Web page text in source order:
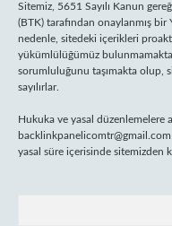
Sitemiz, 5651 Sayılı Kanun
(BTK) tarafından onaylanmış bir
nedenle, sitedeki içerikleri
yükümlülüğümüz
sorumluluğunu taşımakta olup,
sayılırlar.
Hukuka ve yasal düzenlemelere
backlinkpanelicomtr@gmail.com
yasal süre içerisinde sitemizden